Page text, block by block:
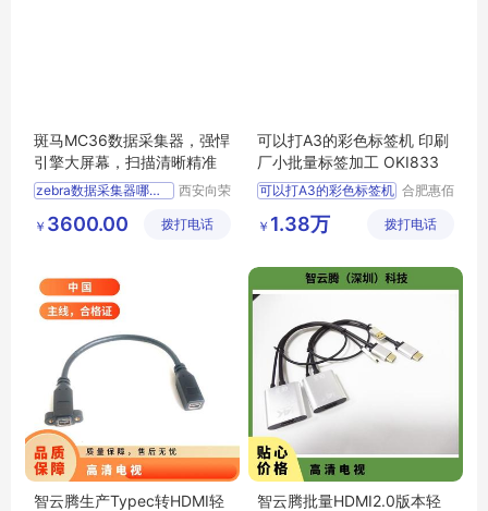
斑马MC36数据采集器，强悍
引擎大屏幕，扫描清晰精准
zebra数据采集器哪里买
好用的数据采集器批发价格
西安向荣
有限公司
￥ 3600.00 拨打电话
可以打A3的彩色标签机 印刷
厂小批量标签加工 OKI833
可以打A3的彩色标签机
彩色激光标签机
合肥惠佰
有限公司
￥ 1.38万 拨打电话
智云腾生产Typec转HDMI轻
智云腾批量HDMI2.0版本轻